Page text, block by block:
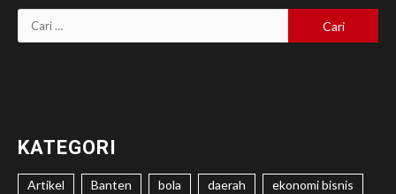
Cari
untuk:
KATEGORI
Artikel Banten bola daerah ekonomi bisnis